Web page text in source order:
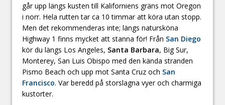
går upp längs kusten till Kaliforniens gräns mot Oregon
i norr. Hela rutten tar ca 10 timmar att köra utan stopp.
Men det rekommenderas inte; längs natursköna
Highway 1 finns mycket att stanna för! Från San Diego
kör du längs Los Angeles, Santa Barbara, Big Sur,
Monterey, San Luis Obispo med den kända stranden
Pismo Beach och upp mot Santa Cruz och San
Francisco. Var beredd på storslagna vyer och charmiga
kustorter.